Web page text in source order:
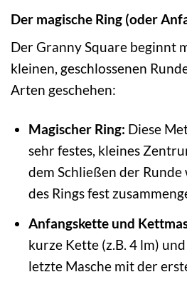
Der magische Ring (oder
Der Granny Square beginnt
kleinen, geschlossenen
Arten geschehen:
Magischer Ring: Diese
sehr festes, kleines
dem Schließen der
des Rings fest
Anfangskette und
kurze Kette (z.B. 4 lm)
letzte Masche mit der